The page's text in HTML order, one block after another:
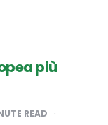
più
READ